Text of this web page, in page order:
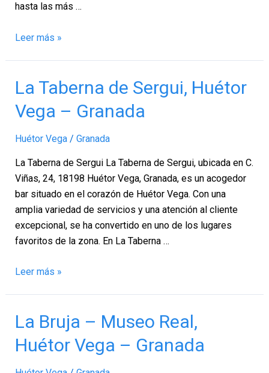
hasta las más …
Leer más »
La Taberna de Sergui, Huétor
Vega – Granada
Huétor Vega/ Granada
La Taberna de Sergui La Taberna de Sergui, ubicada en C.
Viñas, 24, 18198 Huétor Vega, Granada, es un acogedor
bar situado en el corazón de Huétor Vega. Con una
amplia variedad de servicios y una atención al cliente
excepcional, se ha convertido en uno de los lugares
favoritos de la zona. En La Taberna …
La
Taberna
de
Huétor
Vega
–
Granada
Leer más »
La Bruja – Museo Real,
Huétor Vega – Granada
La
–